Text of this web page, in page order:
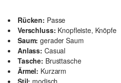
Rücken: Passe
Verschluss: Knopfleiste, Knöpfe
Saum: gerader Saum
Anlass: Casual
Tasche: Brusttasche
Ärmel: Kurzarm
Stil: modisch